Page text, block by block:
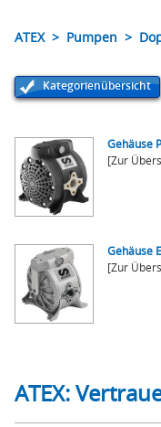
ATEX > Pumpen >
Kategorienübersicht
Gehäuse
[Zur
Gehäuse
[Zur
ATEX: